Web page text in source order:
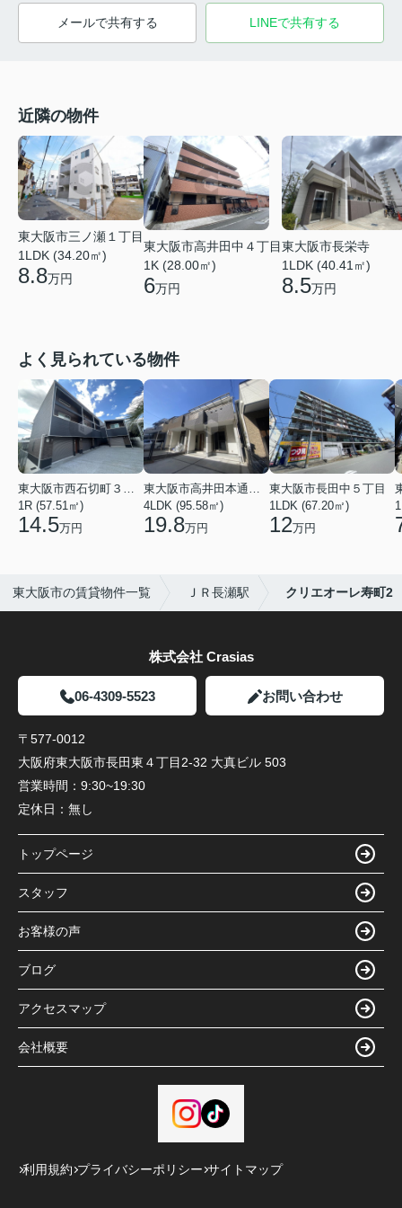
メールで共有する LINEで共有する
近隣の物件
東大阪市三ノ瀬１丁目
1LDK (34.20㎡)
8.8万円
東大阪市高井田中４丁目
1K (28.00㎡)
6万円
東大阪市長栄寺
1LDK (40.41㎡)
8.5万円
よく見られている物件
東大阪市西石切町３丁目
1R (57.51㎡)
14.5万円
東大阪市高井田本通２丁目
4LDK (95.58㎡)
19.8万円
東大阪市長田中５丁目
1LDK (67.20㎡)
12万円
東大阪市の賃貸物件一覧 ＪＲ長瀬駅 クリエオーレ寿町2
株式会社 Crasias
06-4309-5523 お問い合わせ
〒577-0012
大阪府東大阪市長田東４丁目2-32 大真ビル 503
営業時間： 9:30~19:30
定休日： 無し
トップページ
スタッフ
お客様の声
ブログ
アクセスマップ
会社概要
利用規約 プライバシーポリシー サイトマップ